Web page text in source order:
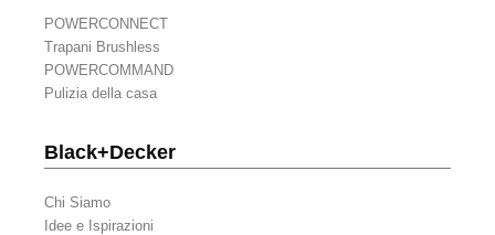
POWERCONNECT
Trapani Brushless
POWERCOMMAND
Pulizia della casa
Black+Decker
Chi Siamo
Idee e Ispirazioni